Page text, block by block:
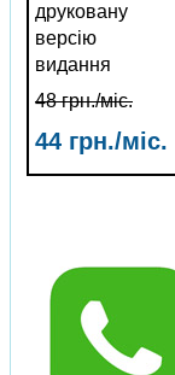
друковану
версію
видання
48 грн./міс.
44 грн./міс.